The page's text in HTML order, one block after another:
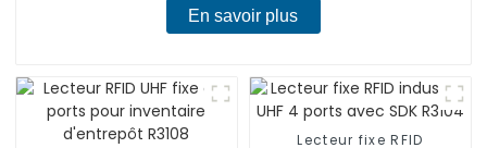
En savoir plus
Lecteur fixe RFID